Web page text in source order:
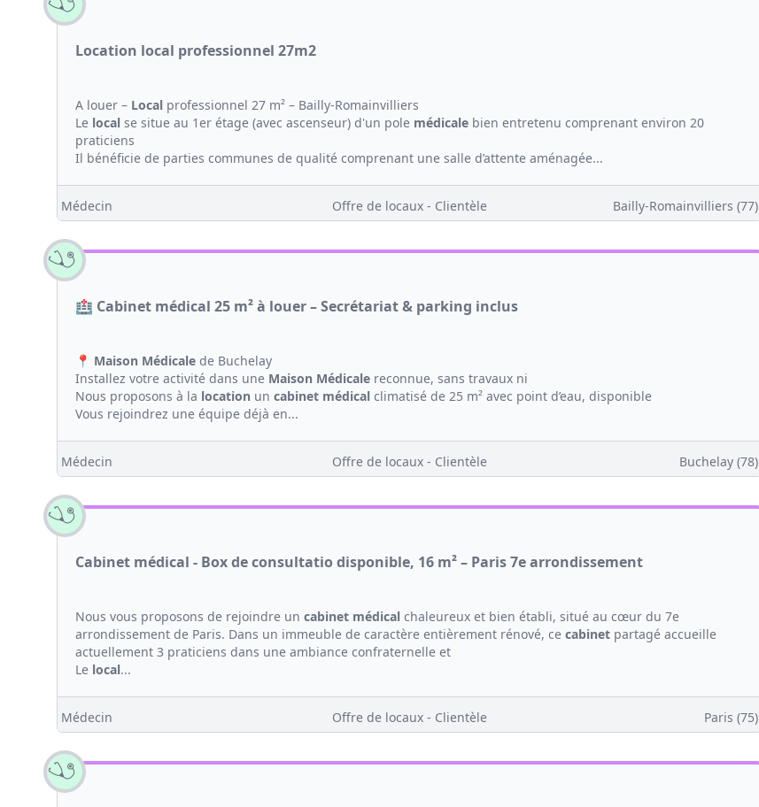
Location local professionnel 27m2
A louer – Local professionnel 27 m² – Bailly-Romainvilliers
Le local se situe au 1er étage (avec ascenseur) d'un pole médicale bien entretenu comprenant environ 20
praticiens
Il bénéficie de parties communes de qualité comprenant une salle d’attente aménagée...
Médecin Offre de locaux - Clientèle Bailly-Romainvilliers (77)
🏥 Cabinet médical 25 m² à louer – Secrétariat & parking inclus
📍 Maison Médicale de Buchelay
Installez votre activité dans une Maison Médicale reconnue, sans travaux ni
Nous proposons à la location un cabinet médical climatisé de 25 m² avec point d’eau, disponible
Vous rejoindrez une équipe déjà en...
Médecin Offre de locaux - Clientèle Buchelay (78)
Cabinet médical - Box de consultatio disponible, 16 m² – Paris 7e arrondissement
Nous vous proposons de rejoindre un cabinet médical chaleureux et bien établi, situé au cœur du 7e
arrondissement de Paris. Dans un immeuble de caractère entièrement rénové, ce cabinet partagé accueille
actuellement 3 praticiens dans une ambiance confraternelle et
Le local...
Médecin Offre de locaux - Clientèle Paris (75)